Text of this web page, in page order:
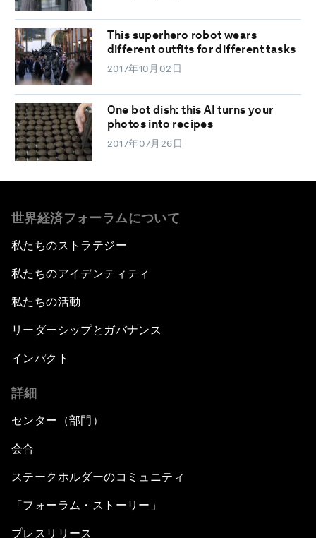
This superhero robot wears
different outfits for different tasks
2017年10月02日
One bot dish: this AI turns your
photos into recipes
2017年07月26日
世界経済フォーラムについて
私たちのストラテジー
私たちのアイデンティティ
私たちの活動
リーダーシップとガバナンス
インパクト
詳細
センター（部門）
会合
ステークホルダーのコミュニティ
「フォーラム・ストーリー」
プレスリリース